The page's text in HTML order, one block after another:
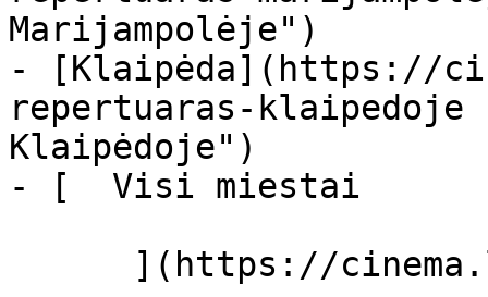
Marijampolėje")
- [Klaipėda](https://
repertuaras-
Klaipėdoje")
- [  Visi miestai